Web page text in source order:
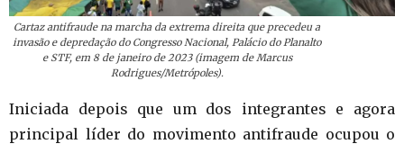
Cartaz antifraude na marcha da extrema direita que precedeu a
invasão e depredação do Congresso Nacional, Palácio do Planalto
e STF, em 8 de janeiro de 2023 (imagem de Marcus
Rodrigues/Metrópoles).
Iniciada depois que um dos integrantes e agora
principal líder do movimento antifraude ocupou o